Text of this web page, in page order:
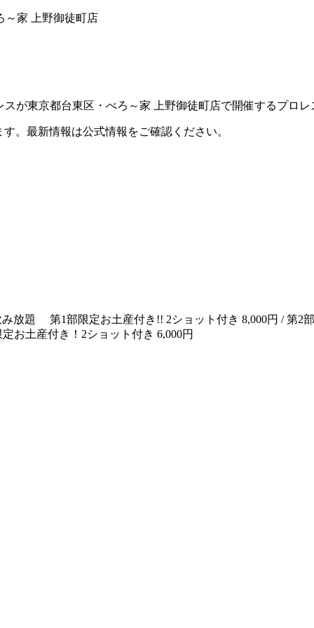
～家 上野御徒町店
が東京都台東区・べろ～家 上野御徒町店で開催するプロレ
。最新情報は公式情報をご確認ください。
放題 第1部限定お土産付き!! 2ショット付き 8,000円 / 第2
お土産付き！2ショット付き 6,000円